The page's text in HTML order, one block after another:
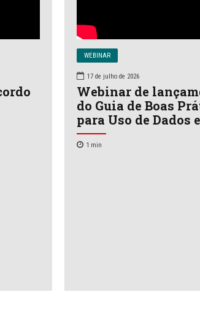
WEBINAR
17 de julho de 2026
Webinar de
do Guia de Boas
para Uso de Dados
1 min